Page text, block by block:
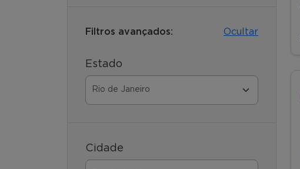
Filtros avançados: Ocultar
Estado
Cidade